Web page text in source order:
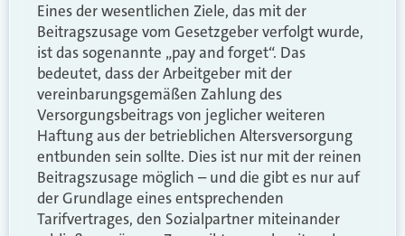
Eines der wesentlichen Ziele, das mit der
Beitragszusage vom Gesetzgeber verfolgt wurde,
ist das sogenannte „pay and forget“. Das
bedeutet, dass der Arbeitgeber mit der
vereinbarungsgemäßen Zahlung des
Versorgungsbeitrags von jeglicher weiteren
Haftung aus der betrieblichen Altersversorgung
entbunden sein sollte. Dies ist nur mit der reinen
Beitragszusage möglich – und die gibt es nur auf
der Grundlage eines entsprechenden
Tarifvertrages, den Sozialpartner miteinander